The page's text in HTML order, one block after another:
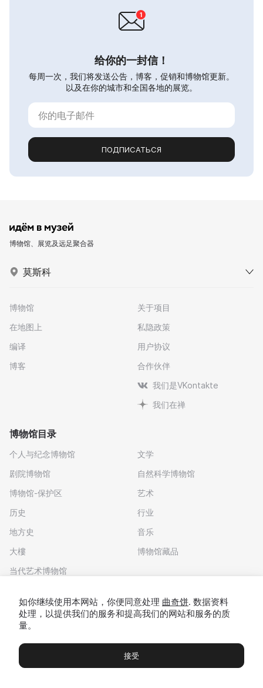
给你的一封信！
每周一次，我们将发送公告，博客，促销和博物馆更新。
以及在你的城市和全国各地的展览。
ПОДПИСАТЬСЯ
博物馆、展览及远足聚合器
莫斯科
博物馆
在地图上
编译
博客
关于项目
私隐政策
用户协议
合作伙伴
我们是VKontakte
我们在禅
博物馆目录
个人与纪念博物馆
剧院博物馆
博物馆-保护区
历史
地方史
大樓
当代艺术博物馆
文学
自然科学博物馆
艺术
行业
音乐
博物馆藏品
博物馆 展览及展览 Чаты Вы
如你继续使用本网站，你便同意处理 曲奇饼. 数据资料
处理，以提供我们的服务和提高我们的网站和服务的质
量。
接受